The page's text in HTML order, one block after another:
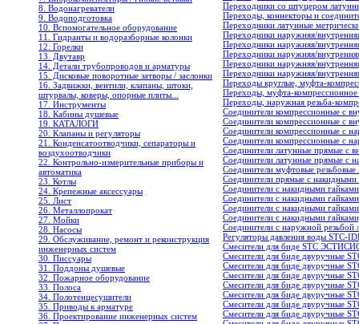
8. Водонагреватели
9. Водоподготовка
10. Вспомогательное оборудование
11. Гидранты и водоразборные колонки
12. Горелки
13. Двутавр
14. Детали трубопроводов и арматуры
15. Дисковые поворотные затворы / заслонки
16. Задвижки, вентили, клапаны, штоки,
штурвалы, коверы, опорные плиты...
17. Инструменты
18. Кабины душевые
19. КАТАЛОГИ
20. Клапаны и регуляторы
21. Конденсатоотводчики, сепараторы и
воздухоотводчики
22. Контрольно-измерительные приборы и
автоматика
23. Котлы
24. Крепежные аксессуары
25. Лист
26. Металлопрокат
27. Мойки
28. Насосы
29. Обслуживание, ремонт и реконструкция
инженерных систем
30. Писсуары
31. Поддоны душевые
32. Пожарное оборудование
33. Полоса
34. Полотенцесушители
35. Приводы к арматуре
36. Проектирование инженерных систем
Переходники со штуцером
Переходы, коннекторы и
Переходники латунные
Переходники наружняя/
Переходники наружняя/
Переходники наружняя/
Переходники наружняя/
Переходники наружняя/
Переходы круглые, муфта-
Переходы, муфта-
Переходы, наружная резьба-
Соединители компрессионные с
Соединители компрессионные с
Соединители компрессионные с
Соединители компрессионные с
Соединители латунные прямые с
Соединители латунные прямые с
Соединители муфтовые
Соединители прямые с накидными
Соединители с накидными
Соединители с накидными
Соединители с накидными
Соединители с накидными
Соединители с наружной резьбой
Регуляторы давления воды STC-
Смесители для биде STC ЭСТИСИ
Смесители для биде двуручные
Смесители для биде двуручные
Смесители для биде двуручные
Смесители для биде двуручные
Смесители для биде двуручные
Смесители для биде двуручные
Смесители для биде двуручные